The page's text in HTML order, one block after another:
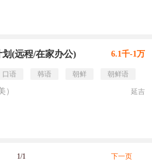
(远程/在家办公) 6.1千-1万
口语 韩语 朝鲜 朝鲜语
） 延吉
1/1 下一页